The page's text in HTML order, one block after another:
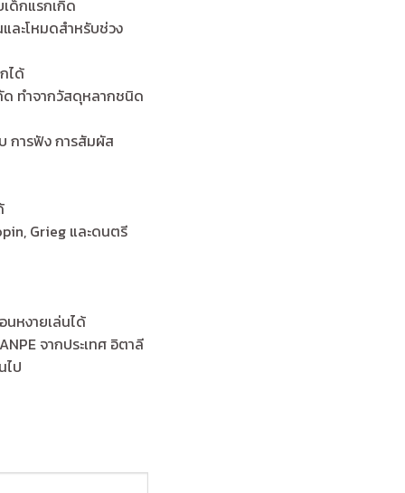
is:
฿2,155.00.
ด็กแรกเกิด
ละโหมดสำหรับช่วง
ได้
ด ทำจากวัสดุหลากชนิด
การฟัง การสัมผัส
Grieg และดนตรี
นหงายเล่นได้
จากประเทศ อิตาลี
ไป